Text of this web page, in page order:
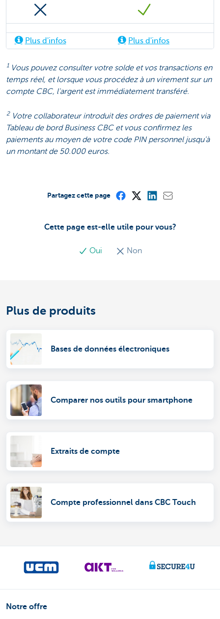
Plus d'infos Plus d'infos
1 Vous pouvez consulter votre solde et vos transactions en
temps réel, et lorsque vous procédez à un virement sur un
compte CBC, l'argent est immédiatement transféré.
2 Votre collaborateur introduit des ordres de paiement via
Tableau de bord Business CBC et vous confirmez les
paiements au moyen de votre code PIN personnel jusqu'à
un montant de 50.000 euros.
Cette page est-elle utile pour vous?
Oui Non
Partagez cette page
Plus de produits
Bases de données électroniques
Comparer nos outils pour smartphone
Extraits de compte
Compte professionnel dans CBC Touch
Notre offre